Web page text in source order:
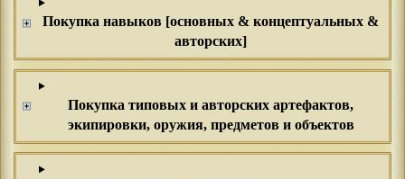
Покупка навыков [основных & концептуальных &
авторских]
Покупка типовых и авторских артефактов,
экипировки, оружия, предметов и объектов